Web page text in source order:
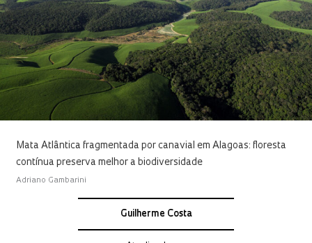
Mata Atlântica fragmentada por canavial em Alagoas: floresta
contínua preserva melhor a biodiversidade
Adriano Gambarini
Guilherme Costa